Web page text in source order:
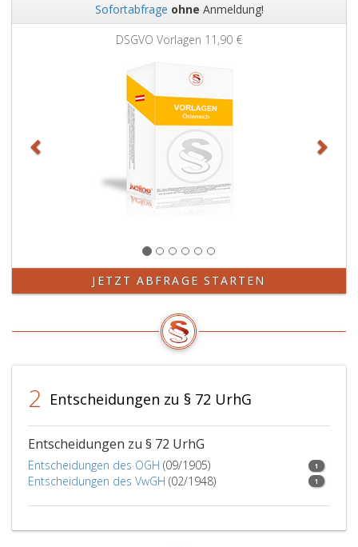
Sofortabfrage ohne Anmeldung!
DSGVO Vorlagen 11,90 €
JETZT ABFRAGE STARTEN
2 Entscheidungen zu § 72 UrhG
Entscheidungen zu § 72 UrhG
Entscheidungen des OGH (09/1905) 1
Entscheidungen des VwGH (02/1948) 1